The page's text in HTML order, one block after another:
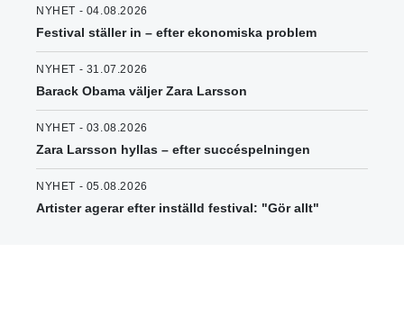
NYHET - 04.08.2026
Festival ställer in – efter ekonomiska problem
NYHET - 31.07.2026
Barack Obama väljer Zara Larsson
NYHET - 03.08.2026
Zara Larsson hyllas – efter succéspelningen
NYHET - 05.08.2026
Artister agerar efter inställd festival: "Gör allt"